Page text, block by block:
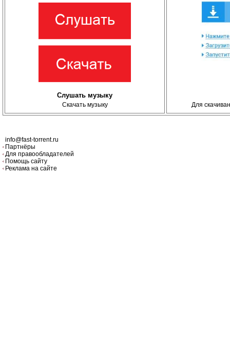
Слушать музыку
Скачать музыку Для
info@fast-torrent.ru
Партнёры
Для правообладателей
Помощь сайту
Реклама на сайте